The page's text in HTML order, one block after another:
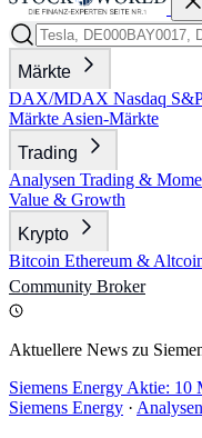
Märkte
DAX/MDAX Nasdaq
Märkte Asien-Märkte
Trading
Analysen Trading &
Value & Growth
Krypto
Bitcoin Ethereum &
Community Broker
Aktuellere News zu
Siemens Energy Aktie:
Siemens Energy · Analysen